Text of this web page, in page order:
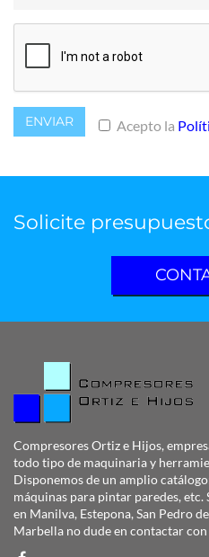
ENVIAR Acepto la
Solicite
Compresores Ortiz e Hijos,
todo tipo de maquinaria y
Disponemos de un amplio
máquinas para pintar paredes,
en Manilva, Estepona, San Pedro
Marbella no dude en contactar